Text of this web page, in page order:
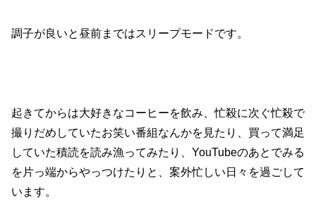
調子が良いと昼前まではスリープモードです。
起きてからは大好きなコーヒーを飲み、忙殺に次ぐ忙殺で
撮りだめしていたお笑い番組なんかを見たり、買って満足
していた積読を読み漁ってみたり、YouTubeのあとでみる
を片っ端からやっつけたりと、案外忙しい日々を過ごして
います。